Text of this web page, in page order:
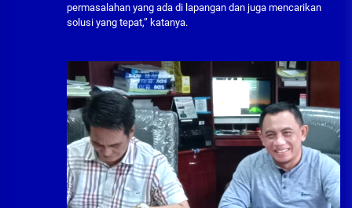
permasalahan yang ada di lapangan dan juga mencarikan
solusi yang tepat,” katanya.